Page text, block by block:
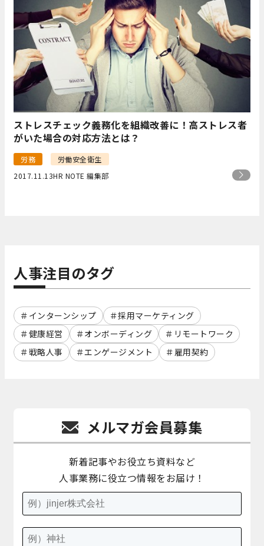
ストレスチェック義務化を組織改善に！高ストレス者
がいた場合の対応方法とは？
労務
労働安全衛生
2017.11.13HR NOTE 編集部
人事注目のタグ
インターンシップ
採用マーケティング
健康経営
オンボーディング
リモートワーク
戦略人事
エンゲージメント 雇用契約
メルマガ会員募集
新着記事やお役立ち資料など
人事業務に役立つ情報をお届け！